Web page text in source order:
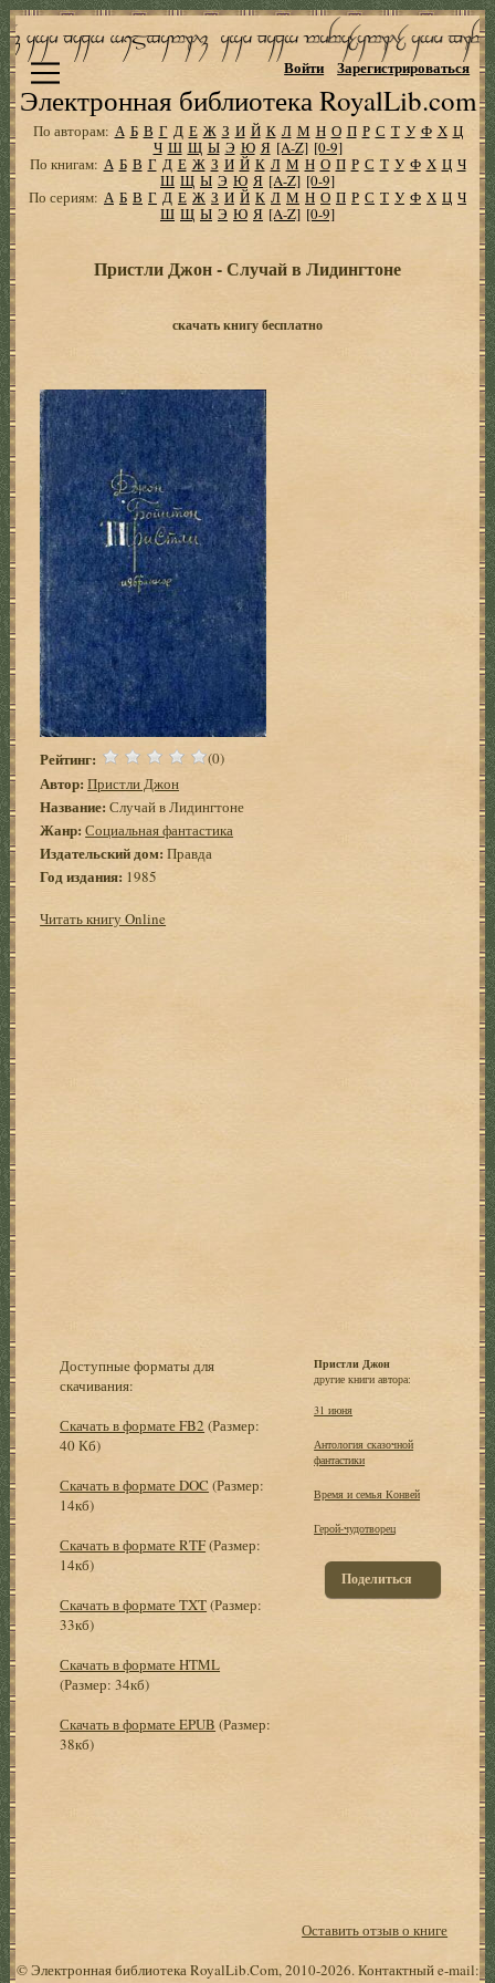
Электронная библиотека RoyalLib.com
Войти Зарегистрироваться
По авторам: А Б В Г Д Е Ж З И Й К Л М Н О П Р С Т У Ф Х Ц
Ч Ш Щ Ы Э Ю Я [A-Z] [0-9]
По книгам: А Б В Г Д Е Ж З И Й К Л М Н О П Р С Т У Ф Х Ц Ч
Ш Щ Ы Э Ю Я [A-Z] [0-9]
По сериям: А Б В Г Д Е Ж З И Й К Л М Н О П Р С Т У Ф Х Ц Ч
Ш Щ Ы Э Ю Я [A-Z] [0-9]
Пристли Джон - Случай в Лидингтоне
скачать книгу бесплатно
Рейтинг: (0)
Автор: Пристли Джон
Название: Случай в Лидингтоне
Жанр: Социальная фантастика
Издательский дом: Правда
Год издания: 1985
Читать книгу Online
Доступные форматы для
скачивания:
Скачать в формате FB2 (Размер:
40 Кб)
Скачать в формате DOC (Размер:
14кб)
Скачать в формате RTF(Размер:
14кб)
Скачать в формате TXT(Размер:
33кб)
Скачать в формате HTML
(Размер: 34кб)
Скачать в формате EPUB (Размер:
38кб)
Пристли Джон
другие книги автора:
31 июня
Антология сказочной
фантастики
Время и семья Конвей
Герой-чудотворец
Поделиться
Оставить отзыв о книге
© Электронная библиотека RoyalLib.Com, 2010-2026. Контактный e-mail: